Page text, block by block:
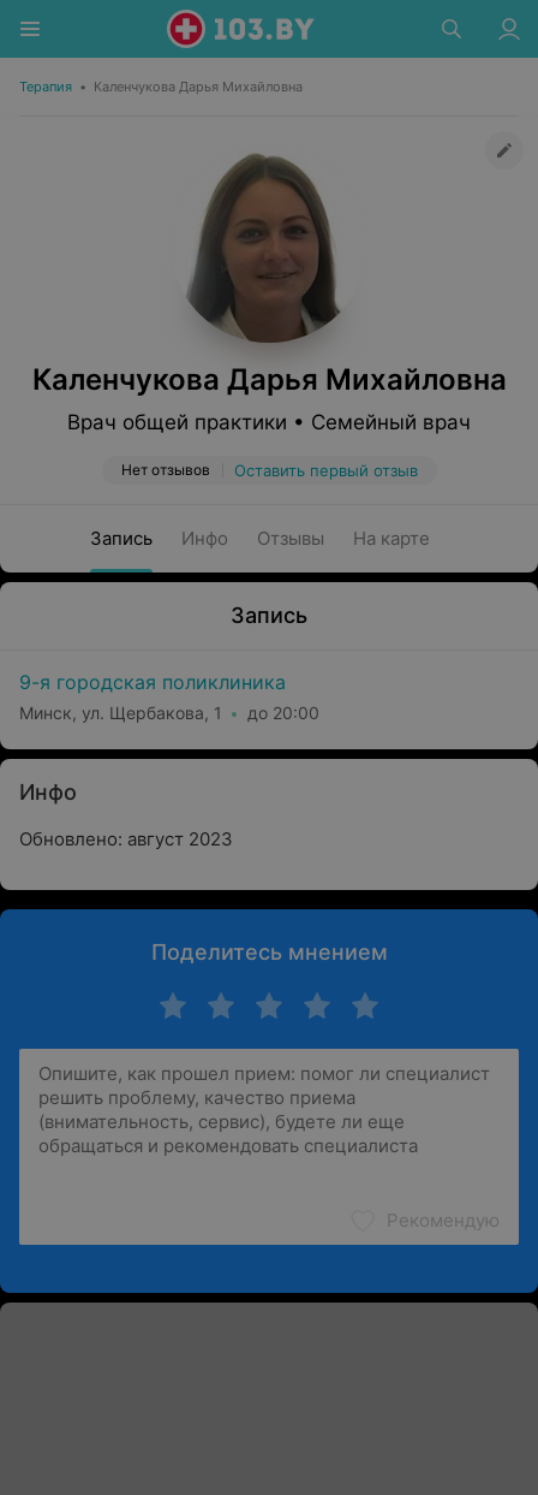
Терапия • Каленчукова Дарья Михайловна
Каленчукова Дарья Михайловна
Врач общей практики • Семейный врач
Нет отзывов Оставить первый отзыв
Запись Инфо Отзывы На карте
Запись
9-я городская поликлиника
Минск, ул. Щербакова, 1 до 20:00
Инфо
Обновлено: август 2023
Поделитесь мнением
Рекомендую